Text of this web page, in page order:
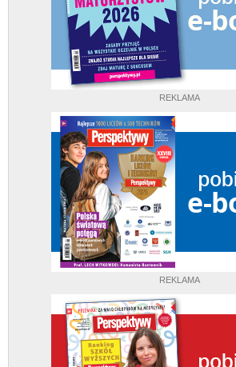
REKLAMA
REKLAMA